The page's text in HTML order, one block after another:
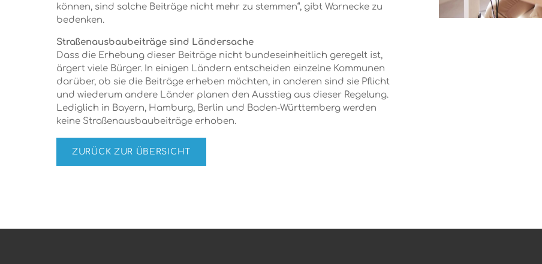
können, sind solche Beiträge nicht mehr zu stemmen“, gibt Warnecke zu
bedenken.
Straßenausbaubeiträge sind Ländersache
Dass die Erhebung dieser Beiträge nicht bundeseinheitlich geregelt ist,
ärgert viele Bürger. In einigen Ländern entscheiden einzelne Kommunen
darüber, ob sie die Beiträge erheben möchten, in anderen sind sie Pflicht
und wiederum andere Länder planen den Ausstieg aus dieser Regelung.
Lediglich in Bayern, Hamburg, Berlin und Baden-Württemberg werden
keine Straßenausbaubeiträge erhoben.
ZURÜCK ZUR ÜBERSICHT